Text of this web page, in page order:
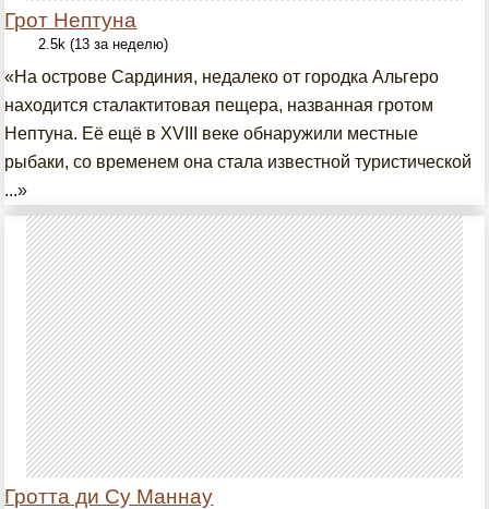
Грот Нептуна
2.5k (13 за неделю)
«На острове Сардиния, недалеко от городка Альгеро
находится сталактитовая пещера, названная гротом
Нептуна. Её ещё в XVIII веке обнаружили местные
рыбаки, со временем она стала известной туристической
...»
Гротта ди Су Маннау